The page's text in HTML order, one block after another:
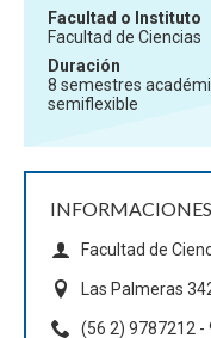
INFORMACIONES
Facultad de
Las Palmeras
(56 2) 9787212 -
Facultad o Instituto
Facultad de Ciencias
Duración
8 semestres
semiflexible